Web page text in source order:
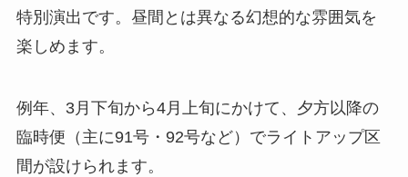
特別演出です。昼間とは異なる幻想的な雰囲気を
楽しめます。
例年、3月下旬から4月上旬にかけて、夕方以降の
臨時便（主に91号・92号など）でライトアップ区
間が設けられます。